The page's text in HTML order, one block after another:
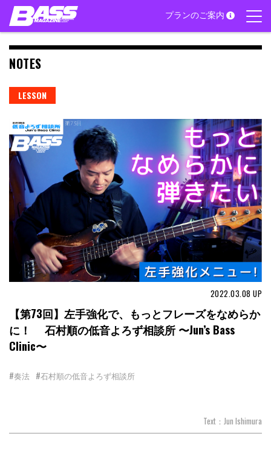
Skip
content
プランのご案内
NOTES
LESSON
2022.03.08 UP
【第73回】左手強化で、もっとフレーズをなめらか
に！ 石村順の低音よろず相談所 〜Jun’s Bass
Clinic〜
#奏法 #石村順の低音よろず相談所
Text：Jun Ishimura